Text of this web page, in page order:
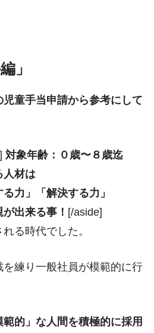
」
児童手当申請から参考にして
対象年齢：０歳〜８歳迄
人材は
力」「解決する力」
出来る事！ [/aside]
る時代でした。
練り一般社員が模範的に行
範的」な人間を積極的に採用